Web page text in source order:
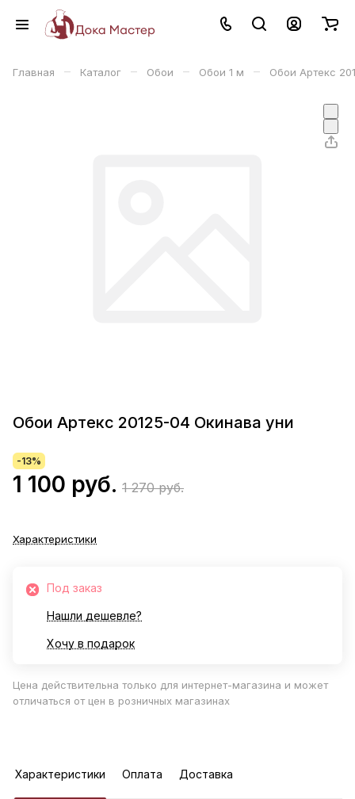
Главная – Каталог – Обои – Обои 1 м – Обои Артекс
Обои Артекс 20125-04 Окинава уни
-13%
1 100 руб. 1 270 руб.
Характеристики
Под заказ
Нашли дешевле?
Хочу в подарок
Цена действительна только для интернет-магазина и может
отличаться от цен в розничных магазинах
Характеристики Оплата Доставка